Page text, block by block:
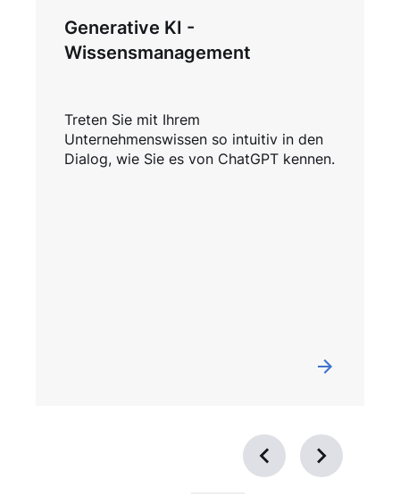
Generative KI -
Wissensmanagement
Treten Sie mit Ihrem
Unternehmenswissen so intuitiv in den
Dialog, wie Sie es von ChatGPT kennen.